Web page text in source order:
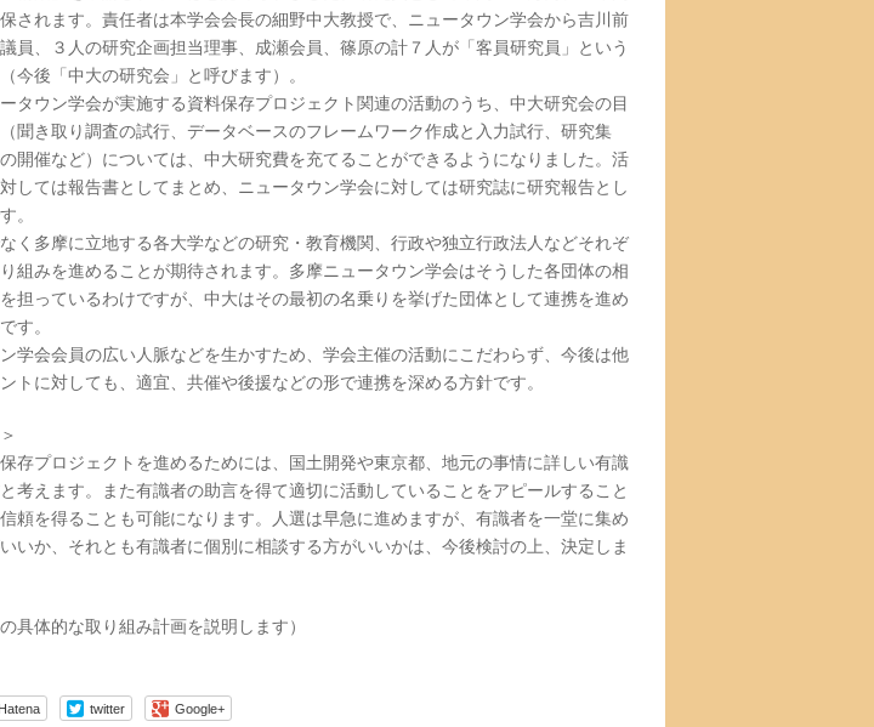
されます。責任者は本学会会長の細野中大教授で、ニュータウン学会から吉川前
員、３人の研究企画担当理事、成瀬会員、篠原の計７人が「客員研究員」という
今後「中大の研究会」と呼びます）。
タウン学会が実施する資料保存プロジェクト関連の活動のうち、中大研究会の目
聞き取り調査の試行、データベースのフレームワーク作成と入力試行、研究集
開催など）については、中大研究費を充てることができるようになりました。活
しては報告書としてまとめ、ニュータウン学会に対しては研究誌に研究報告とし
。
く多摩に立地する各大学などの研究・教育機関、行政や独立行政法人などそれぞ
組みを進めることが期待されます。多摩ニュータウン学会はそうした各団体の相
担っているわけですが、中大はその最初の名乗りを挙げた団体として連携を進め
す。
学会会員の広い人脈などを生かすため、学会主催の活動にこだわらず、今後は他
トに対しても、適宜、共催や後援などの形で連携を深める方針です。
存プロジェクトを進めるためには、国土開発や東京都、地元の事情に詳しい有識
考えます。また有識者の助言を得て適切に活動していることをアピールすること
頼を得ることも可能になります。人選は早急に進めますが、有識者を一堂に集め
いか、それとも有識者に個別に相談する方がいいかは、今後検討の上、決定しま
具体的な取り組み計画を説明します）
Hatena twitter Google+